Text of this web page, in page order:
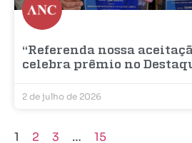
“Referenda nossa
celebra prêmio no
2 de julho de 2026
1 2 3 … 15